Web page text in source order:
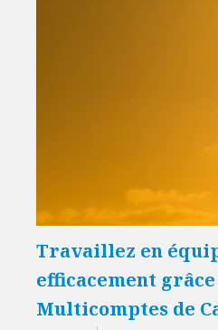
Travaillez en
efficacement
Multicomptes de